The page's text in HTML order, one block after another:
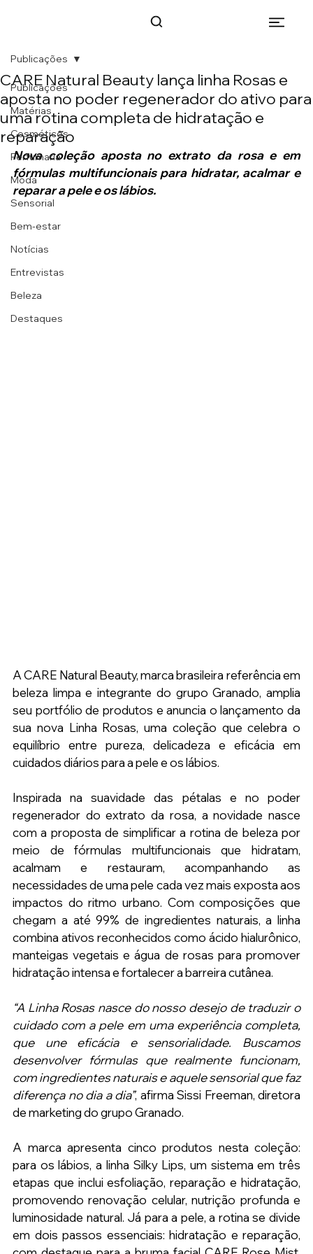
Publicações
Matérias
Cosméticos
Perfumaria
Moda
Sensorial
Bem-estar
Notícias
Entrevistas
Beleza
Destaques
Publicações
CARE Natural Beauty lança linha Rosas e
aposta no poder regenerador do ativo para
uma rotina completa de hidratação e
reparação
Nova coleção aposta no extrato da rosa e em
fórmulas multifuncionais para hidratar, acalmar e
reparar a pele e os lábios.
A CARE Natural Beauty, marca brasileira referência em
beleza limpa e integrante do grupo Granado, amplia
seu portfólio de produtos e anuncia o lançamento da
sua nova Linha Rosas, uma coleção que celebra o
equilíbrio entre pureza, delicadeza e eficácia em
cuidados diários para a pele e os lábios.
Inspirada na suavidade das pétalas e no poder
regenerador do extrato da rosa, a novidade nasce
com a proposta de simplificar a rotina de beleza por
meio de fórmulas multifuncionais que hidratam,
acalmam e restauram, acompanhando as
necessidades de uma pele cada vez mais exposta aos
impactos do ritmo urbano. Com composições que
chegam a até 99% de ingredientes naturais, a linha
combina ativos reconhecidos como ácido hialurônico,
manteigas vegetais e água de rosas para promover
hidratação intensa e fortalecer a barreira cutânea.
“A Linha Rosas nasce do nosso desejo de traduzir o
cuidado com a pele em uma experiência completa,
que une eficácia e sensorialidade. Buscamos
desenvolver fórmulas que realmente funcionam,
com ingredientes naturais e aquele sensorial que faz
diferença no dia a dia”, afirma Sissi Freeman, diretora
de marketing do grupo Granado.
A marca apresenta cinco produtos nesta coleção:
para os lábios, a linha Silky Lips, um sistema em três
etapas que inclui esfoliação, reparação e hidratação,
promovendo renovação celular, nutrição profunda e
luminosidade natural. Já para a pele, a rotina se divide
em dois passos essenciais: hidratação e reparação,